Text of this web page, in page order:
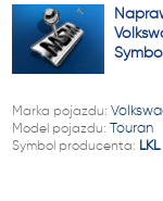
Marka pojazdu:
Model pojazdu: Touran
Symbol producenta: LKL